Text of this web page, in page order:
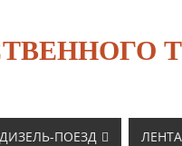
ДИЗЕЛЬ-ПОЕЗД